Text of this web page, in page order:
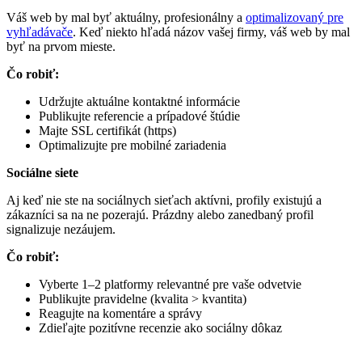
Váš web by mal byť aktuálny, profesionálny a optimalizovaný pre
vyhľadávače. Keď niekto hľadá názov vašej firmy, váš web by mal
byť na prvom mieste.
Čo robiť:
Udržujte aktuálne kontaktné informácie
Publikujte referencie a prípadové štúdie
Majte SSL certifikát (https)
Optimalizujte pre mobilné zariadenia
Sociálne siete
Aj keď nie ste na sociálnych sieťach aktívni, profily existujú a
zákazníci sa na ne pozerajú. Prázdny alebo zanedbaný profil
signalizuje nezáujem.
Čo robiť:
Vyberte 1–2 platformy relevantné pre vaše odvetvie
Publikujte pravidelne (kvalita > kvantita)
Reagujte na komentáre a správy
Zdieľajte pozitívne recenzie ako sociálny dôkaz